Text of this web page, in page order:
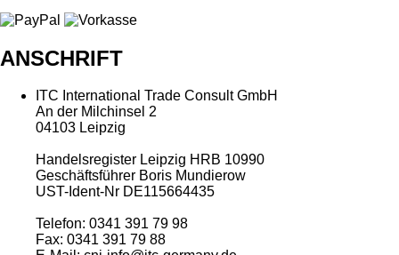
ANSCHRIFT
ITC International Trade Consult GmbH
An der Milchinsel 2
04103 Leipzig
Handelsregister Leipzig HRB 10990
Geschäftsführer Boris Mundierow
UST-Ident-Nr DE115664435
Telefon: 0341 391 79 98
Fax: 0341 391 79 88